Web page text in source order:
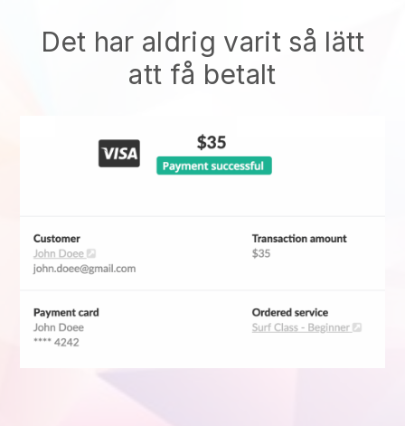
Det har aldrig varit så lätt
att få betalt